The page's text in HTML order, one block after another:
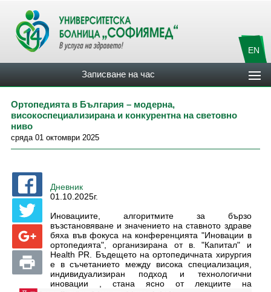
EN
Записване на час
Ортопедията в България – модерна,
високоспециализирана и конкурентна на световно
ниво
сряда 01 октомври 2025
Дневник
01.10.2025г.
Иновациите, алгоритмите за бързо
възстановяване и значението на ставното здраве
бяха във фокуса на конференцията "Иновации в
ортопедията", организирана от в. "Капитал" и
Health PR. Бъдещето на ортопедичната хирургия
е в съчетанието между висока специализация,
индивидуализиран подход и технологични
иновации , стана ясно от лекциите на